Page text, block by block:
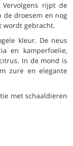
rijpt de
de droesem en nog
wordt gebracht.
kleur. De neus
en kamperfoelie,
In de mond is
zure en elegante
met schaaldieren